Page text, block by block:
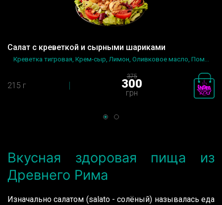
Салат с креветкой и сырными шариками
Креветка тигровая, Крем-сыр, Лимон, Оливковое масло, Пом...
215 г
375
300
грн
Вкусная здоровая пища из
Древнего Рима
Изначально салатом (salato - солёный) называлась еда